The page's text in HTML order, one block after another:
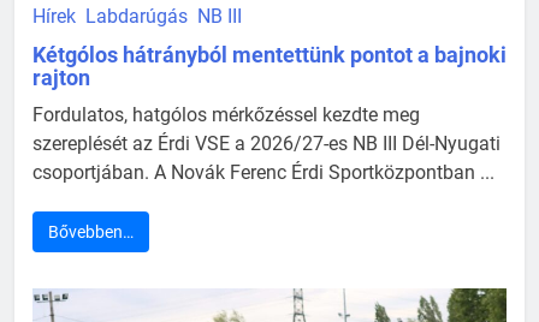
Hírek Labdarúgás NB III
Kétgólos hátrányból mentettünk pontot a bajnoki
rajton
Fordulatos, hatgólos mérkőzéssel kezdte meg
szereplését az Érdi VSE a 2026/27-es NB III Dél-Nyugati
csoportjában. A Novák Ferenc Érdi Sportközpontban ...
Bővebben…